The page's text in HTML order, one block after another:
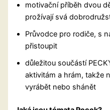
motivační příběh dvou
prožívají svá
Průvodce pro rodiče, s
přistoupit
důležitou součástí
aktivitám a hrám, takže
vyrábět nebo shánět